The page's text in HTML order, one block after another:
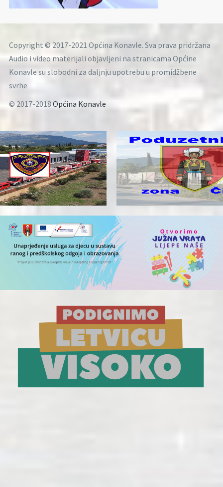
Copyright © 2017-2021 Općina Konavle. Sva prava pridržana
Audio i video materijali objavljeni na stranicama Općine
Konavle su slobodni za daljnju upotrebu u promidžbene
svrhe
© 2017-2018 Općina Konavle